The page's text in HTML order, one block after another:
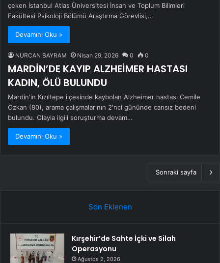
çeken İstanbul Atlas Üniversitesi İnsan ve Toplum Bilimleri
Fakültesi Psikoloji Bölümü Araştırma Görevlisi,…
Devamını Oku »
NURCAN BAYRAM Nisan 29, 2026 0 0
MARDİN’DE KAYIP ALZHEİMER HASTASI
KADIN, ÖLÜ BULUNDU
Mardin'in Kızıltepe ilçesinde kaybolan Alzheimer hastası Cemile
Özkan (80), arama çalışmalarının 2'nci gününde cansız bedeni
bulundu. Olayla ilgili soruşturma devam…
Devamını Oku »
Sonraki sayfa
Son Eklenen
Kırşehir’de Sahte İçki ve Silah
Operasyonu
Ağustos 2, 2026